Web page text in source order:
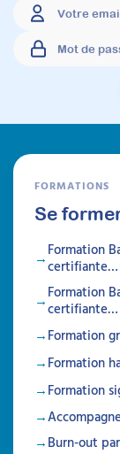
FORMATIONS
Se
Formation
certifiante…
Formation
certifiante…
Formation
Formation
Formation
Burn-out